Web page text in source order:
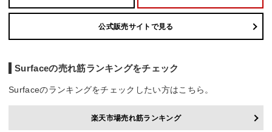
公式販売サイトで見る
Surfaceの売れ筋ランキングをチェック
Surfaceのランキングをチェックしたい方はこちら。
楽天市場売れ筋ランキング